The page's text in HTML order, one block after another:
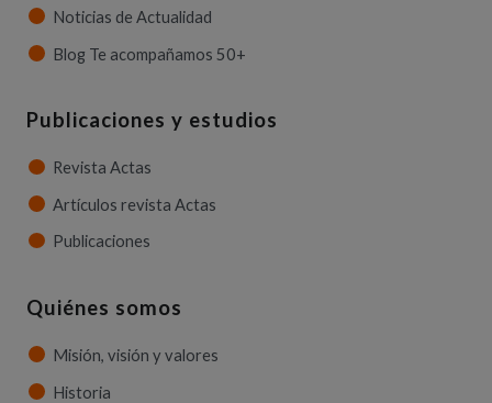
Noticias de Actualidad
Blog Te acompañamos 50+
Publicaciones y estudios
Revista Actas
Artículos revista Actas
Publicaciones
Quiénes somos
Misión, visión y valores
Historia